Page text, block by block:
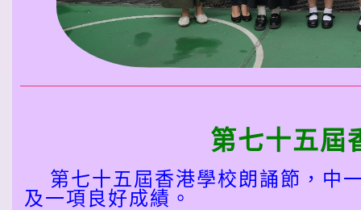
第七十五屆
第七十五屆香港學校朗誦節，中
及一項良好成績。